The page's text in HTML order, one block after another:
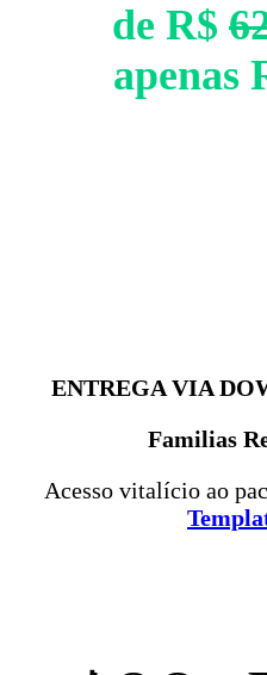
de R$
apenas
ENTREGA VIA
Familias
Acesso vitalício ao